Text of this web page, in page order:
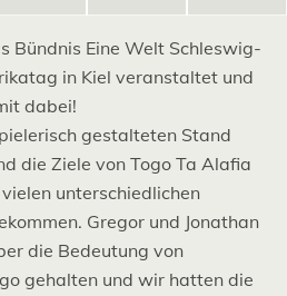
Bündnis Eine Welt Schleswig-
in Kiel veranstaltet und
dabei!
gestalteten Stand
die Ziele von Togo Ta Alafia
unterschiedlichen
Gregor und Jonathan
die Bedeutung von
gehalten und wir hatten die